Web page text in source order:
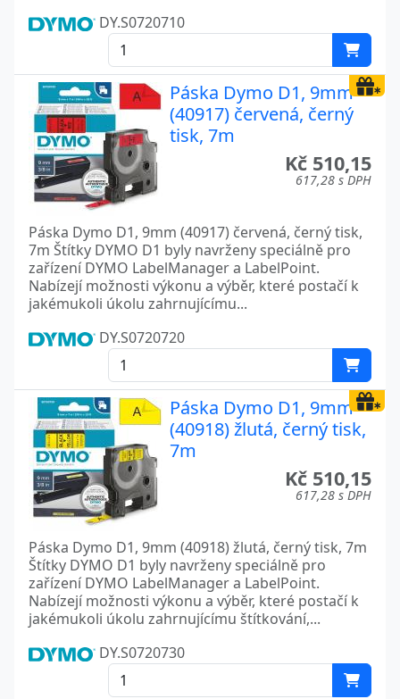
DY.S0720710
Páska Dymo D1, 9mm
(40917) červená, černý
tisk, 7m
Kč 510,15
617,28 s DPH
Páska Dymo D1, 9mm (40917) červená, černý tisk,
7m Štítky DYMO D1 byly navrženy speciálně pro
zařízení DYMO LabelManager a LabelPoint.
Nabízejí možnosti výkonu a výběr, které postačí k
jakémukoli úkolu zahrnujícímu...
DY.S0720720
Páska Dymo D1, 9mm
(40918) žlutá, černý tisk,
7m
Kč 510,15
617,28 s DPH
Páska Dymo D1, 9mm (40918) žlutá, černý tisk, 7m
Štítky DYMO D1 byly navrženy speciálně pro
zařízení DYMO LabelManager a LabelPoint.
Nabízejí možnosti výkonu a výběr, které postačí k
jakémukoli úkolu zahrnujícímu štítkování,...
DY.S0720730